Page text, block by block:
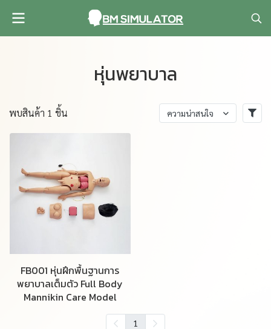
หุ่นพยาบาล
พบสินค้า 1 ชิ้น ความน่าสนใจ
FB001 หุ่นฝึกพื้นฐานการ
พยาบาลเต็มตัว Full Body
Mannikin Care Model
1